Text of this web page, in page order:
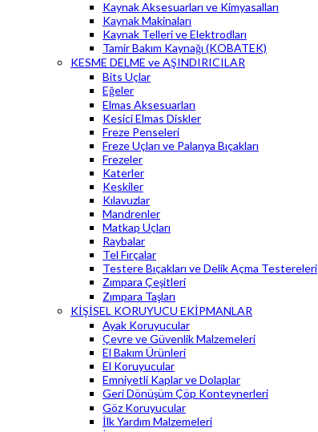
Kaynak Aksesuarları ve Kimyasalları
Kaynak Makinaları
Kaynak Telleri ve Elektrodları
Tamir Bakım Kaynağı (KOBATEK)
KESME DELME ve AŞINDIRICILAR
Bits Uçlar
Eğeler
Elmas Aksesuarları
Kesici Elmas Diskler
Freze Penseleri
Freze Uçları ve Palanya Bıçakları
Frezeler
Katerler
Keskiler
Kılavuzlar
Mandrenler
Matkap Uçları
Raybalar
Tel Fırçalar
Testere Bıçakları ve Delik Açma Testereleri
Zımpara Çeşitleri
Zımpara Taşları
KİŞİSEL KORUYUCU EKİPMANLAR
Ayak Koruyucular
Çevre ve Güvenlik Malzemeleri
El Bakım Ürünleri
El Koruyucular
Emniyetli Kaplar ve Dolaplar
Geri Dönüşüm Çöp Konteynerleri
Göz Koruyucular
İlk Yardım Malzemeleri